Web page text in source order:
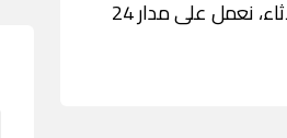
ساعة; الأحد، نعمل على مدار 24 ساعة; الاثنين، نعمل على مدار 24 ساعة; الثلاثاء، نعمل على مدار 24